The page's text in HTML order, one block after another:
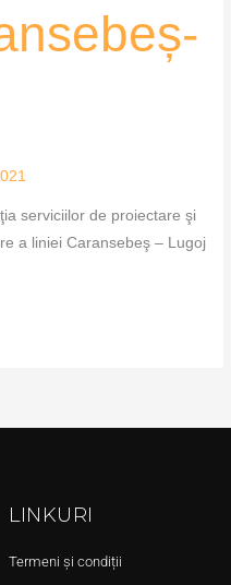
serviciilor de proiectare şi
a liniei Caransebeş – Lugoj
LINKURI
Termeni și condiții